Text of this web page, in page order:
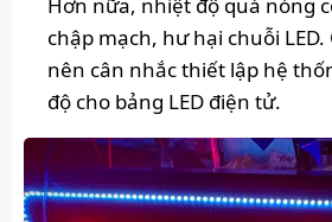
chập mạch, hư hại chuỗi
nên cân nhắc thiết lập hệ
độ cho bảng LED điện tử.